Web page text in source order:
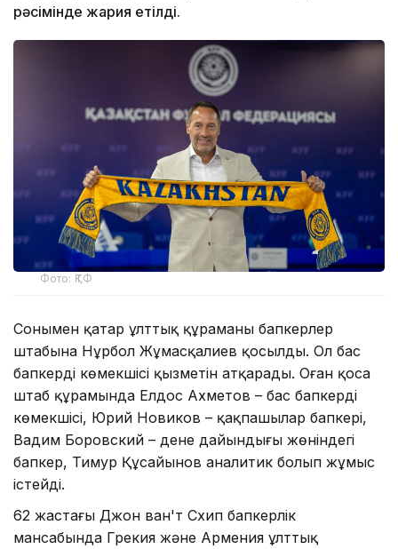
рәсімінде жария етілді.
Фото: ҚТФ
Сонымен қатар ұлттық құраманың бапкерлер
штабына Нұрбол Жұмасқалиев қосылды. Ол бас
бапкердің көмекшісі қызметін атқарады. Оған қоса
штаб құрамында Елдос Ахметов – бас бапкердің
көмекшісі, Юрий Новиков – қақпашылар бапкері,
Вадим Боровский – дене дайындығы жөніндегі
бапкер, Тимур Құсайынов аналитик болып жұмыс
істейді.
62 жастағы Джон ван'т Схип бапкерлік
мансабында Грекия және Армения ұлттық